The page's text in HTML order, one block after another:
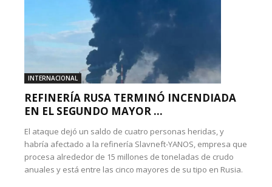
INTERNACIONAL
REFINERÍA RUSA TERMINÓ INCENDIADA
EN EL SEGUNDO MAYOR ...
El ataque dejó un saldo de cuatro personas heridas, y
habría afectado a la refinería Slavneft-YANOS, empresa que
procesa alrededor de 15 millones de toneladas de crudo
anuales y está entre las cinco mayores de su tipo en Rusia.